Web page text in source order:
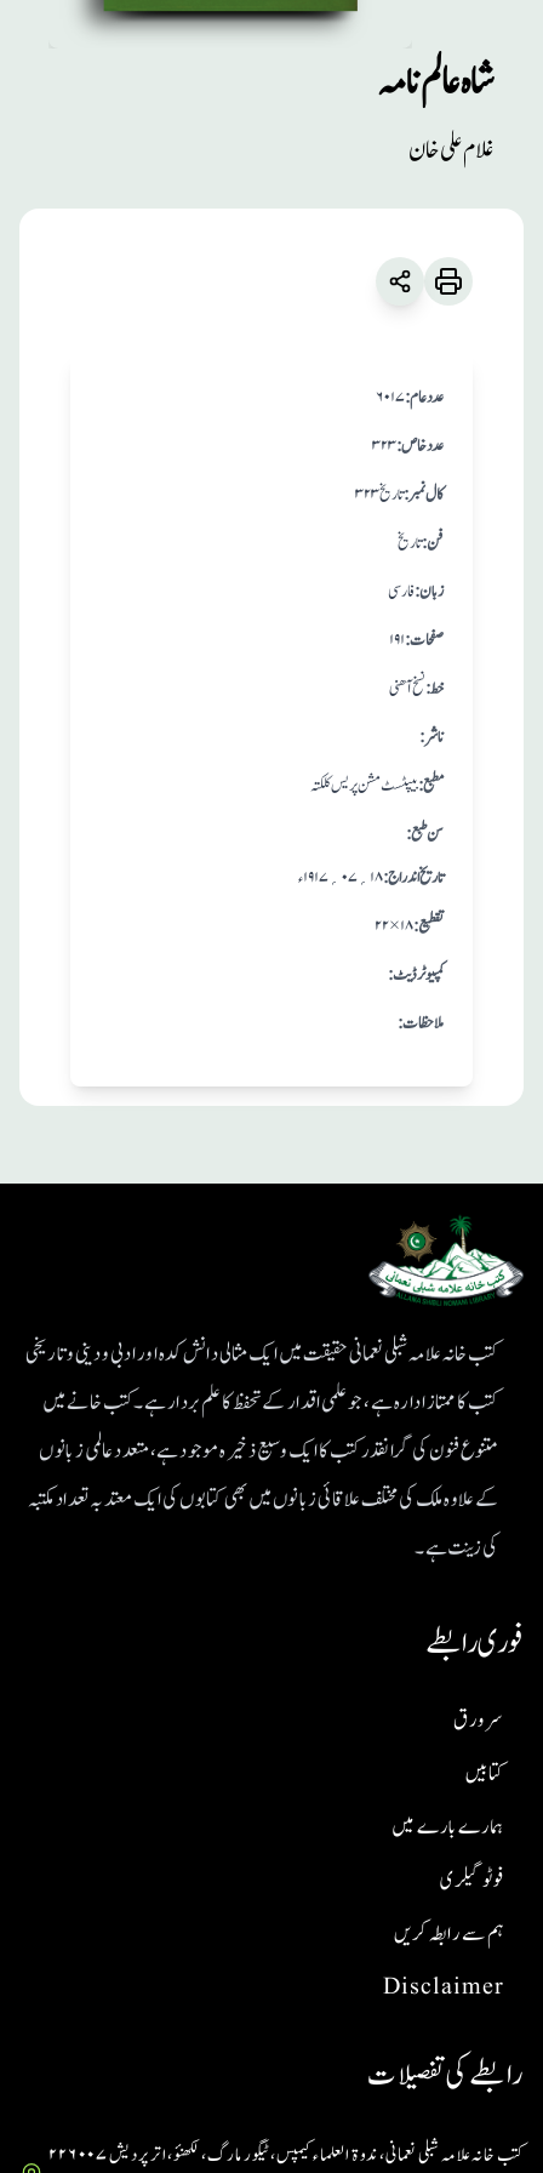
شاہ عالم نامہ
غلام علی خان
۶۰۱۷:عدد عام
۳۲۳:عدد خاص
تاریخ ۳۲۳:کال نمبر
تاریخ :فن
فارسی :زبان
۱۹۱ :صفحات
نسخ آھنی :خط
:ناشر
بیپٹسٹ مشن پریس کلکتہ:مطبع
: سن طبع
۱۸؍۰۷؍۱۹۱۷ ء: تاريخ اندراج
۲۲ × ۱۸ :تقطيع
:کمپیوٹر ڈیٹ
:ملاحظات
کتب خانہ علامہ شبلی نعمانی حقیقت میں ایک مثالی دانش کدہ اور ادبی ودینی و تاریخی
کتب کا ممتاز ادارہ ہے، جو علمی اقدار کے تحفظ کا علم بردار ہے۔کتب خانے میں
متنوع فنون کی گرانقدر کتب کا ایک وسیع ذخیرہ موجود ہے، متعدد عالمی زبانوں
کے علاوہ ملک کی مختلف علاقائی زبانوں میں بھی کتابوں کی ایک معتد بہ تعداد مکتبہ
کی زینت ہے۔
فوری رابطے
Disclaimer
ہم سے رابطہ کریں
فوٹو گیلری
ہمارے بارے میں
کتابیں
سر ورق
رابطے کی تفصیلات
کتب خانہ علامہ شبلی نعمانی، ندوۃ العلماء کیمپس، ٹیگور مارگ، لکھنؤ، اتر پردیش ۲۲۶۰۰۷